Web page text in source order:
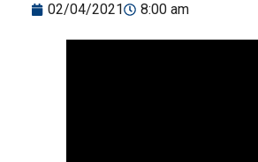
02/04/2021 8:00 am